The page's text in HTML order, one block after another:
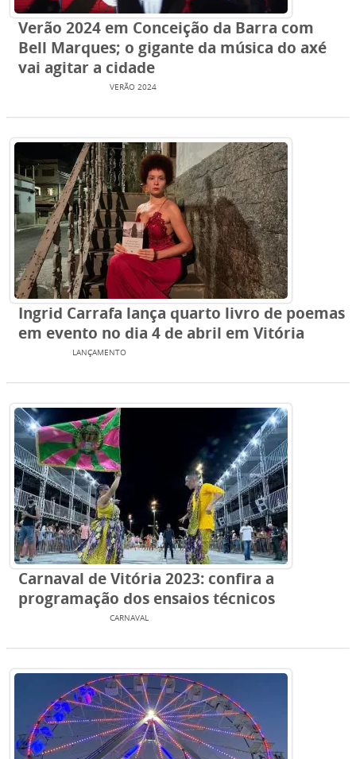
Verão 2024 em Conceição da Barra com
Bell Marques; o gigante da música do axé
vai agitar a cidade
VERÃO 2024
Ingrid Carrafa lança quarto livro de poemas
em evento no dia 4 de abril em Vitória
LANÇAMENTO
Carnaval de Vitória 2023: confira a
programação dos ensaios técnicos
CARNAVAL